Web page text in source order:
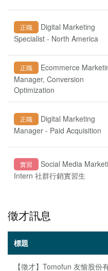
正職
Digital Marketing
Specialist - North America
正職
Ecommerce
Manager, Conversion
Optimization
正職
Digital Marketing
Manager - Paid Acquisition
實習
Social Media
Intern 社群行銷實習生
徵才訊息
標題
【徵才】Tomofun 友愉股份